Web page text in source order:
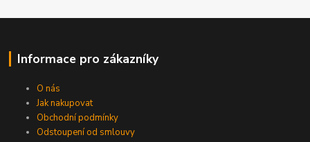
Informace pro zákazníky
O nás
Jak nakupovat
Obchodní podmínky
Odstoupení od smlouvy